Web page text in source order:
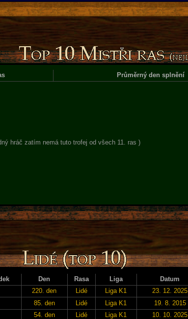
Průměrný den splnění
hráč zatím nemá tuto trofej od všech 11. ras )
Den Rasa Liga Datum
220. den Lidé Liga K1 23. 12. 2025
85. den Lidé Liga K1 19. 8. 2015
54. den Lidé Liga K1 10. 10. 2025